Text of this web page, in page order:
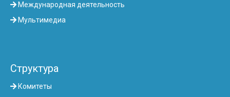
Международная деятельность
Мультимедиа
Структура
Комитеты